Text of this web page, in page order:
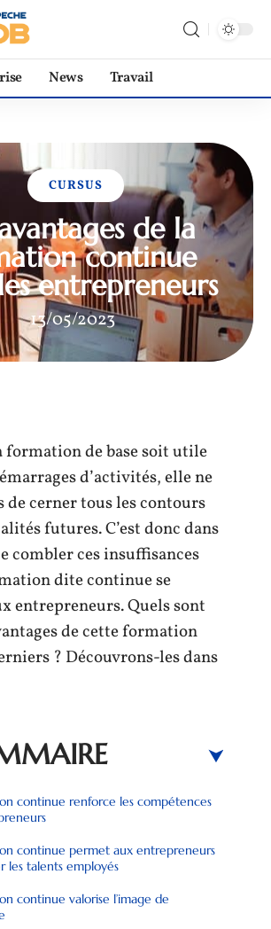
News Travail
CURSUS
de la
continue
entrepreneurs
13/05/2023
formation de base soit utile
d’activités, elle ne
de cerner tous les contours
futures. C’est donc dans
combler ces insuffisances
dite continue se
entrepreneurs. Quels sont
de cette formation
? Découvrons-les dans
continue renforce les compétences
continue permet aux entrepreneurs
les talents employés
continue valorise l’image de